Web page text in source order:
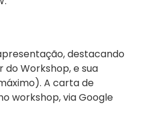
destacando
Workshop, e sua
A carta de
workshop, via Google